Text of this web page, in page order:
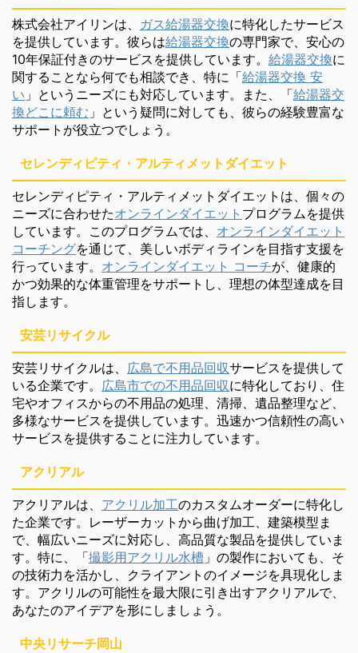
株式会社アイリンは、 ガス給湯器交換に特化したサービス
を提供しています。彼らは給湯器交換の専門家で、安心の
10年保証付きのサービスを提供しています。 給湯器交換に
関することなら何でも相談でき、特に「給湯器交換 安
い 」というニーズにも対応しています。また、「給湯器交
換どこに頼む 」という疑問に対しても、彼らの経験豊富な
サポートが役立つでしょう。
セレンディピティ・アルティメットダイエット
セレンディピティ・アルティメットダイエットは、個々の
ニーズに合わせたオンラインダイエット プログラムを提供
しています。このプログラムでは、 オンラインダイエット
コーチングを通じて、美しいボディラインを目指す支援を
行っています。 オンラインダイエット コーチが、健康的
かつ効果的な体重管理をサポートし、理想の体型達成を目
指します。
安芸リサイクル
安芸リサイクルは、 広島で不用品回収サービスを提供して
いる企業です。 広島市での不用品回収に特化しており、住
宅やオフィスからの不用品の処理、清掃、遺品整理など、
多様なサービスを提供しています。迅速かつ信頼性の高い
サービスを提供することに注力しています。
アクリアル
アクリアルは、 アクリル加工のカスタムオーダーに特化し
た企業です。レーザーカットから曲げ加工、建築模型ま
で、幅広いニーズに対応し、高品質な製品を提供していま
す。特に、「撮影用アクリル水槽 」の製作においても、そ
の技術力を活かし、クライアントのイメージを具現化しま
す。アクリルの可能性を最大限に引き出すアクリアルで、
あなたのアイデアを形にしましょう。
中央リサーチ岡山